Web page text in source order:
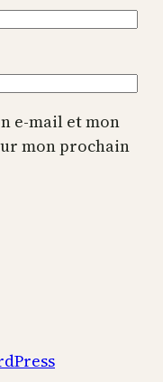
e-mail et mon
mon prochain